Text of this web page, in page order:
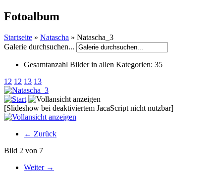
Fotoalbum
Startseite » Natascha » Natascha_3
Galerie durchsuchen...
Gesamtanzahl Bilder in allen Kategorien: 35
12 12 13 13
[Slideshow bei deaktiviertem JacaScript nicht nutzbar]
← Zurück
Bild 2 von 7
Weiter →